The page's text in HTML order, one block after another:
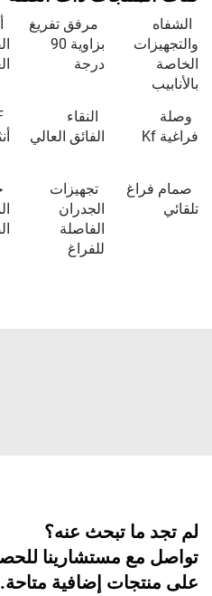
الشفاه
والتجهيزات
الخاصة
بالأنابيب
مرفق تفريغ
بزاوية 90
درجة
وصلة
فراغية Kf
النقاء
الفائق العالي
صمام فراغ
تلقائي
تجهيزات
الجدران
الفاصلة
للفراغ
لم تجد ما تبحث عنه؟
تواصل مع مستشارينا
على منتجات إضافية متاحة.